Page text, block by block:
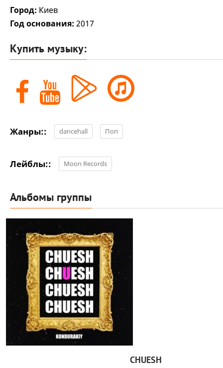
Город: Киев
Год основания: 2017
Купить музыку:
Жанры:: dancehall Поп
Лейблы:: Moon Records
Альбомы группы
CHUESH